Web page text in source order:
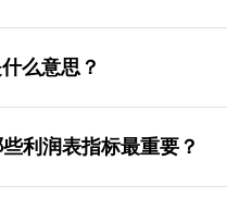
么意思？
利润表指标最重要？